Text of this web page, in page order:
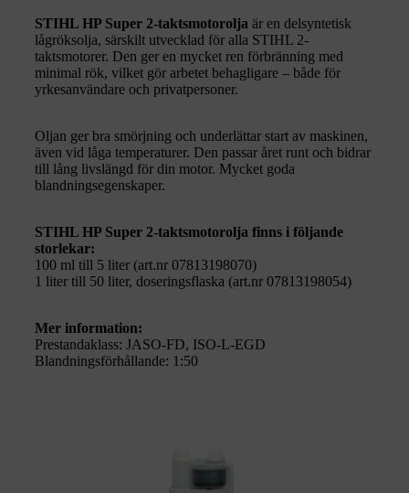
STIHL HP Super 2-taktsmotorolja är en delsyntetisk
låg­röksolja, särskilt utvecklad för alla STIHL 2-
taktsmotorer. Den ger en mycket ren förbränning med
minimal rök, vilket gör arbetet behagligare – både för
yrkesanvändare och privatpersoner.
Oljan ger bra smörjning och underlättar start av maskinen,
även vid låga temperaturer. Den passar året runt och bidrar
till lång livslängd för din motor. Mycket goda
blandningsegenskaper.
STIHL HP Super 2-taktsmotorolja finns i följande
storlekar:
100 ml till 5 liter (art.nr 07813198070)
1 liter till 50 liter, doseringsflaska (art.nr 07813198054)
Mer information:
Prestandaklass: JASO-FD, ISO-L-EGD
Blandningsförhållande: 1:50